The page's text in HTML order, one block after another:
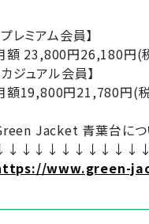
プレミアム会員】
額 23,800円26,180円(
カジュアル会員】
額19,800円21,780円(
Jacket 青葉台につ
www.green-